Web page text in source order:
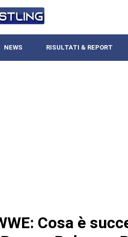
NEWS RISULTATI & REPORT
Cosa è